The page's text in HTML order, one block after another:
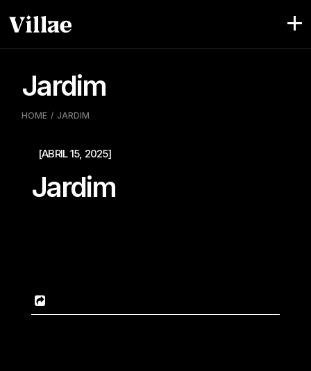
to
the
Jardim
HOME JARDIM
[ABRIL 15, 2025]
Jardim